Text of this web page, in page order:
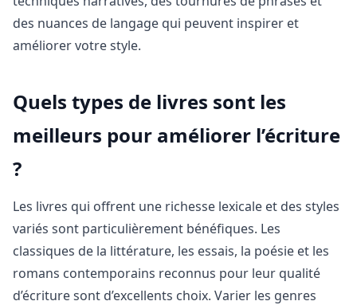
des nuances de langage qui peuvent inspirer et
améliorer votre style.
Quels types de livres sont les
meilleurs pour améliorer l’écriture
?
Les livres qui offrent une richesse lexicale et des styles
variés sont particulièrement bénéfiques. Les
classiques de la littérature, les essais, la poésie et les
romans contemporains reconnus pour leur qualité
d’écriture sont d’excellents choix. Varier les genres